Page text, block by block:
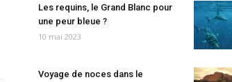
Les requins, le Grand Blanc pour
une peur bleue ?
10 mai 2023
Voyage de noces dans le